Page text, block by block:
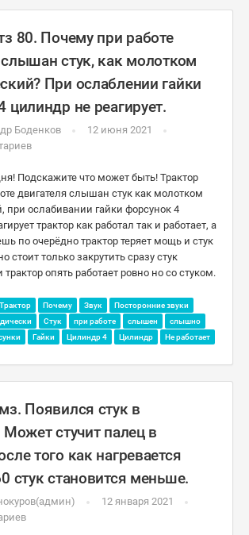
80. Почему при работе
слышан стук, как молотком
При ослаблении гайки
цилиндр не реагирует.
Боденков
12 июня 2021
Подскажите что может быть! Трактор
двигателя слышан стук как молотком
при ослабивании гайки форсунок 4
трактор как работал так и работает, а
по очерёдно трактор теряет мощь и стук
стоит только закрутить сразу стук
трактор опять работает ровно но со стуком.
Трактор Почему Звук
Посторонние звуки
Стук при работе слышен
слышно
Гайки Цилиндр 4 Цилиндр Не работает
Появился стук в
Может стучит палец в
того как нагревается
стук становится меньше.
12 января 2021